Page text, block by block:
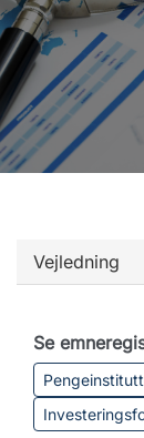
Vejledning
Se